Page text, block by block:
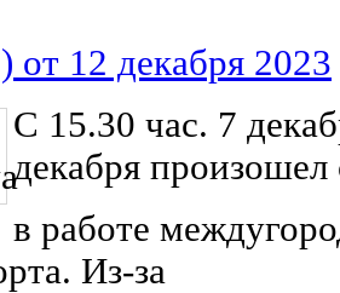
12 декабря 2023
С 15.30 час. 7
декабря произошел
в работе
Из-за